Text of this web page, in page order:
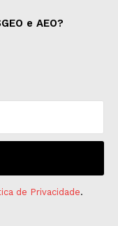
e AEO?
de Privacidade.